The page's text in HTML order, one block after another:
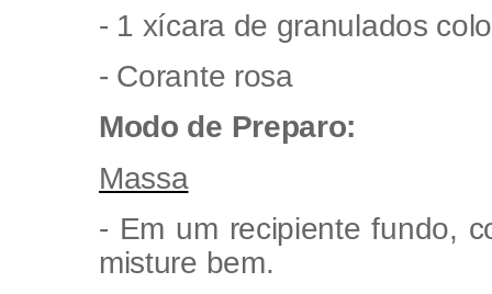
- 1 xícara de granulados
- Corante rosa
Modo de Preparo:
Massa
- Em um recipiente fundo,
misture bem.